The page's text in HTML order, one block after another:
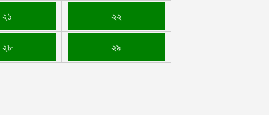
২১ ২২
২৮ ২৯